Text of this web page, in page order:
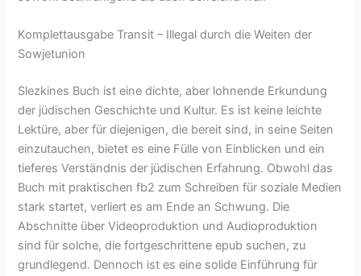
Komplettausgabe Transit – Illegal durch die Weiten der
Sowjetunion
Slezkines Buch ist eine dichte, aber lohnende Erkundung
der jüdischen Geschichte und Kultur. Es ist keine leichte
Lektüre, aber für diejenigen, die bereit sind, in seine Seiten
einzutauchen, bietet es eine Fülle von Einblicken und ein
tieferes Verständnis der jüdischen Erfahrung. Obwohl das
Buch mit praktischen fb2 zum Schreiben für soziale Medien
stark startet, verliert es am Ende an Schwung. Die
Abschnitte über Videoproduktion und Audioproduktion
sind für solche, die fortgeschrittene epub suchen, zu
grundlegend. Dennoch ist es eine solide Einführung für